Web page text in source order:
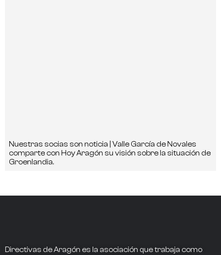
Nuestras socias son noticia | Valle García de Novales
comparte con Hoy Aragón su visión sobre la situación de
Groenlandia.
Directivas de Aragón es la asociación que trabaja como